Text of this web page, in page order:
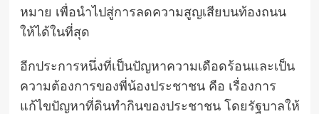
หมาย เพื่อนำไปสู่การลดความสูญเสียบนท้องถนน
ให้ได้ในที่สุด
อีกประการหนึ่งที่เป็นปัญหาความเดือดร้อนและเป็น
ความต้องการของพี่น้องประชาชน คือ เรื่องการ
แก้ไขปัญหาที่ดินทำกินของประชาชน โดยรัฐบาลให้